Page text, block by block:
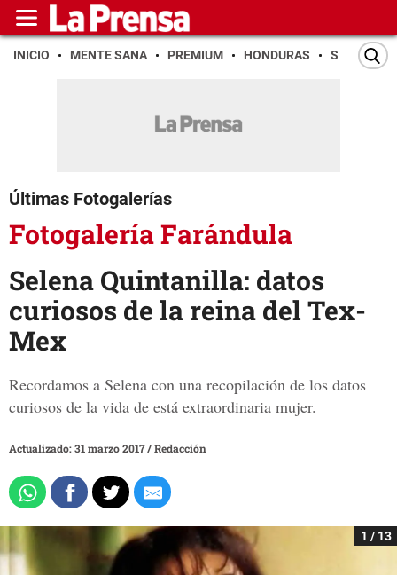
INICIO MENTE SANA PREMIUM HONDURAS SAN PEDRO
Últimas Fotogalerías
Fotogalería Farándula
Selena Quintanilla: datos
curiosos de la reina del Tex-
Mex
Recordamos a Selena con una recopilación de los datos
curiosos de la vida de está extraordinaria mujer.
Actualizado: 31 marzo 2017/Redacción
1 / 13